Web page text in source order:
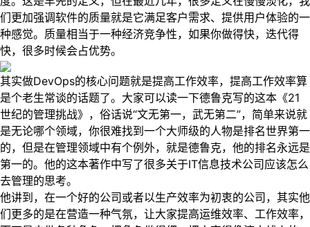
们更加强调软件的质量就是它满足客户需求、提供用户体验的一
种感觉。质量相当于一种经济竞争性，如果你做得快，迭代得
快，很多时候会占优势。
其实做DevOps的核心问题就是提高工作效率，提高工作效率算
是个老生常谈的话题了。大家可以读一下德鲁克写的这本《21
世纪的管理挑战》，俗话说“文无第一，武无第二”，简单来说就
是无论哪个领域，你很难找到一个大师级的人物是排名世界第一
的，但是在管理领域中有个例外，就是德鲁克，他的排名永远是
第一的。他的这本著作中写了很多关于IT信息技术公司应该怎么
去管理的思考。
他讲到，在一个好的公司或者以生产效率为初衷的公司，其实他
们更多的是在营造一种气氛，让大家提高运维效率、工作效率，